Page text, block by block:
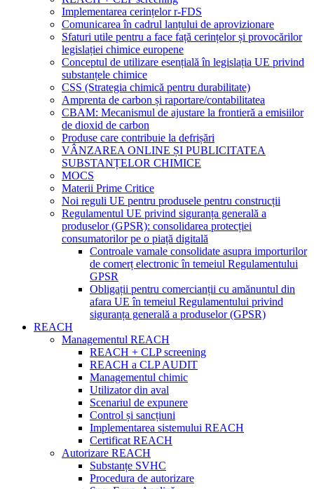
Implementarea cerințelor r-FDS
Comunicarea în cadrul lanțului de aprovizionare
Sfaturi utile pentru a face față cerințelor și provocărilor
legislației chimice europene
Conceptul de utilizare esențială în legislația UE privind
substanțele chimice
CSS (Strategia chimică pentru durabilitate)
Amprenta de carbon și raportare/contabilitatea
CBAM: Mecanismul de ajustare la frontieră a emisiilor
de dioxid de carbon
Produse care contribuie la defrișări
VÂNZAREA ONLINE ȘI PUBLICITATEA
SUBSTANȚELOR CHIMICE
MOCS
Materii Prime Critice
Noi reguli UE pentru produsele pentru construcții
Regulamentul UE privind siguranța generală a
produselor (GPSR): consolidarea protecției
consumatorilor pe o piață digitală
Controale vamale consolidate asupra importurilor
de comerț electronic în temeiul Regulamentului
GPSR
Obligații pentru comercianții cu amănuntul din
afara UE în temeiul Regulamentului privind
siguranța generală a produselor (GPSR)
REACH
Managementul REACH
REACH + CLP screening
REACH a CLP AUDIT
Managementul chimic
Utilizator din aval
Scenariul de expunere
Control și sancțiuni
Implementarea sistemului REACH
Certificat REACH
Autorizare REACH
Substanțe SVHC
Procedura de autorizare